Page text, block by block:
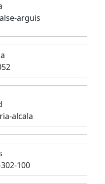
arguis
alcala
100